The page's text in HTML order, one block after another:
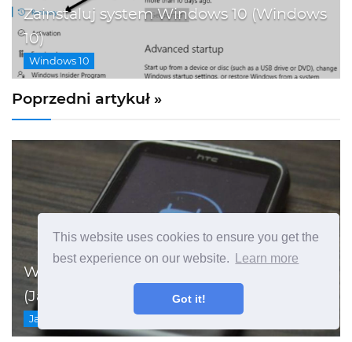
This website uses cookies to ensure you get the
best experience on our website.
Learn more
Got it!
Zainstaluj system Windows 10 (Windows
10)
Windows 10
Poprzedni artykuł »
Wady oprogramowania Open Source
(Jak)
Jak